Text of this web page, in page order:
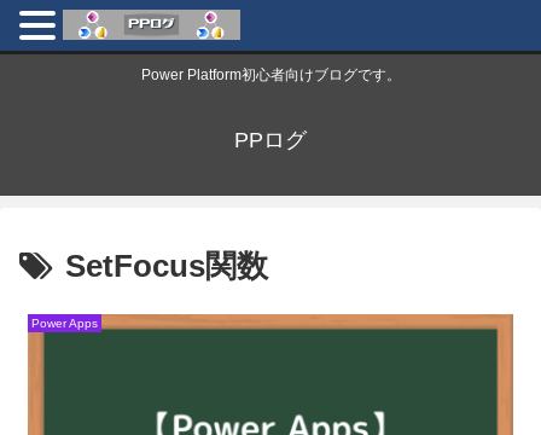
Power Platform初心者向けブログです。
PPログ
SetFocus関数
Power Apps